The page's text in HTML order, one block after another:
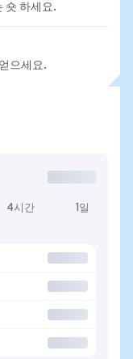
숏 하세요.
으세요.
4시간 1일